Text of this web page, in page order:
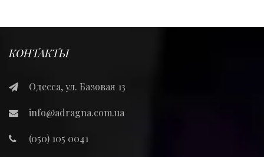
КОНТАКТЫ
Одесса, ул. Базовая 13
info@adragna.com.ua
(050) 105 0041